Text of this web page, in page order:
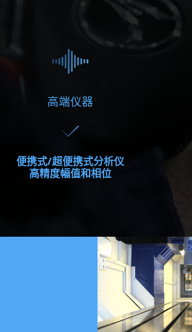
高端仪器
便携式/超便携式分析仪
高精度幅值和相位